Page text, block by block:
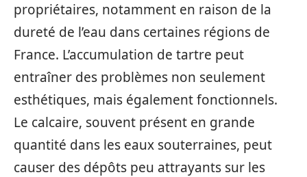
propriétaires, notamment en raison de la
dureté de l’eau dans certaines régions de
France. L’accumulation de tartre peut
entraîner des problèmes non seulement
esthétiques, mais également fonctionnels.
Le calcaire, souvent présent en grande
quantité dans les eaux souterraines, peut
causer des dépôts peu attrayants sur les